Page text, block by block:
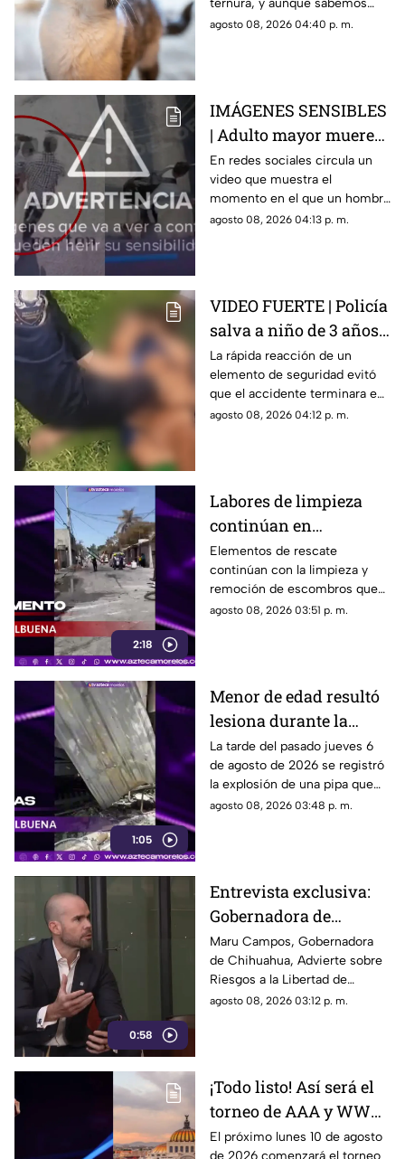
más tiempo del que te
imaginas
ternura, y aunque sabemos
que no son eternos, seguro
agosto 08, 2026 04:40 p. m.
IMÁGENES SENSIBLES
| Adulto mayor muere
atropellado por un
tráiler, video revela que
un hombre lo empujó
de manera intencional
En redes sociales circula un
video que muestra el
momento en el que un hombre
de la tercera edad fue
agosto 08, 2026 04:13 p. m.
VIDEO FUERTE | Policía
salva a niño de 3 años
tras accidente en lago
en Teotihuacán
La rápida reacción de un
elemento de seguridad evitó
que el accidente terminara en
tragedia.
agosto 08, 2026 04:12 p. m.
2:18
Labores de limpieza
continúan en
Cuernavaca tras la
explosión de la pipa de
gas LP
Elementos de rescate
continúan con la limpieza y
remoción de escombros que
dejó la explosión de la pipa que
agosto 08, 2026 03:51 p. m.
1:05
Menor de edad resultó
lesiona durante la
explosión de pipa de
gas LP en Cuernavaca,
¿cuál es su estado de
salud?
La tarde del pasado jueves 6
de agosto de 2026 se registró
la explosión de una pipa que
transportaba gas LP en la
agosto 08, 2026 03:48 p. m.
0:58
Entrevista exclusiva:
Gobernadora de
Chihuahua advierte
sobre riesgos a la
libertad de expresión
Maru Campos, Gobernadora
de Chihuahua, Advierte sobre
Riesgos a la Libertad de
Expresión.
agosto 08, 2026 03:12 p. m.
¡Todo listo! Así será el
torneo de AAA y WWE
para ser el
El próximo lunes 10 de agosto